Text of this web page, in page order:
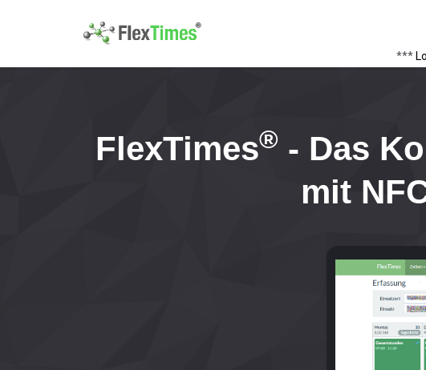
FlexTimes® - Das
mit